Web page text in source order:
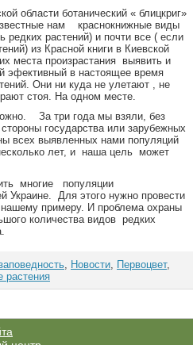
области ботанический « блицкриг»
нам краснокнижные виды
редких растений) и почти все ( если
из Красной книги в Киевской
места произрастания выявить и
эфективный в настоящее время
Они ни куда не улетают , не
стоя. На одном месте.
За три года мы взяли, без
государства или зарубежных
всех выявленных нами популяций
лет, и наша цель может
многие популяции
Украине. Для этого нужно провести
примеру. И проблема охраны
количества видов редких
, Новости, Первоцвет,
растения